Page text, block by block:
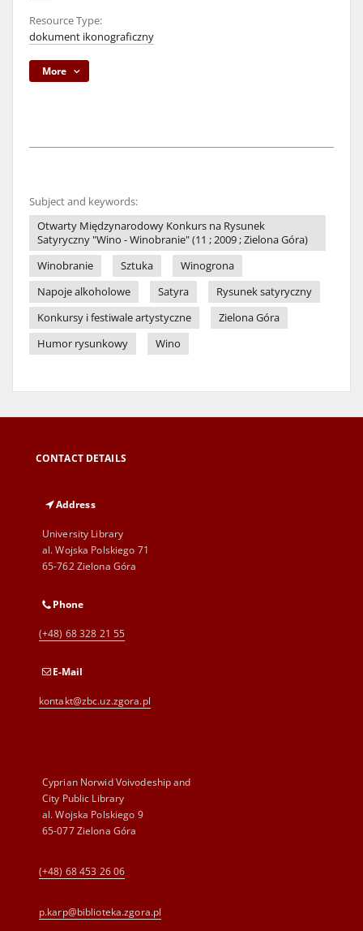
Resource Type:
dokument ikonograficzny
More
Subject and keywords:
Otwarty Międzynarodowy Konkurs na Rysunek
Satyryczny "Wino - Winobranie" (11 ; 2009 ; Zielona Góra)
Winobranie
Sztuka
Winogrona
Napoje alkoholowe
Satyra
Rysunek satyryczny
Konkursy i festiwale artystyczne
Zielona Góra
Humor rysunkowy
Wino
CONTACT DETAILS
Address
University Library
al. Wojska Polskiego 71
65-762 Zielona Góra
Phone
(+48) 68 328 21 55
E-Mail
kontakt@zbc.uz.zgora.pl
Cyprian Norwid Voivodeship and
City Public Library
al. Wojska Polskiego 9
65-077 Zielona Góra
(+48) 68 453 26 06
p.karp@biblioteka.zgora.pl